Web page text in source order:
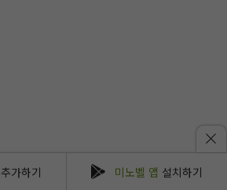
추가하기 미노벨 앱 설치하기